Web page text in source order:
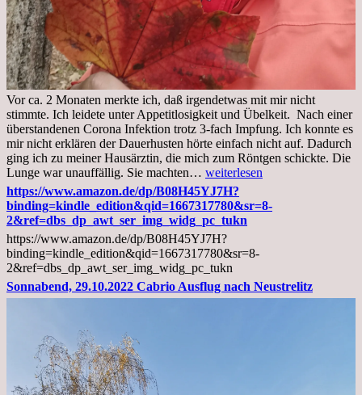
Vor ca. 2 Monaten merkte ich, daß irgendetwas mit mir nicht
stimmte. Ich leidete unter Appetitlosigkeit und Übelkeit. Nach einer
überstandenen Corona Infektion trotz 3-fach Impfung. Ich konnte es
mir nicht erklären der Dauerhusten hörte einfach nicht auf. Dadurch
ging ich zu meiner Hausärztin, die mich zum Röntgen schickte. Die
Lunge war unauffällig. Sie machten… Mittwoch,
02.11.2022,
Arztgespräch
und
Diagnose
Lebermetastasen
weiterlesen
https://www.amazon.de/dp/B08H45YJ7H?
binding=kindle_edition&qid=1667317780&sr=8-
2&ref=dbs_dp_awt_ser_img_widg_pc_tukn
https://www.amazon.de/dp/B08H45YJ7H?
binding=kindle_edition&qid=1667317780&sr=8-
2&ref=dbs_dp_awt_ser_img_widg_pc_tukn
Sonnabend, 29.10.2022 Cabrio Ausflug nach Neustrelitz